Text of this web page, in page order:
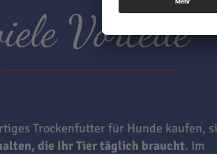
Vorteile
Trockenfutter für Hunde kaufen,
die Ihr Tier täglich braucht. Im